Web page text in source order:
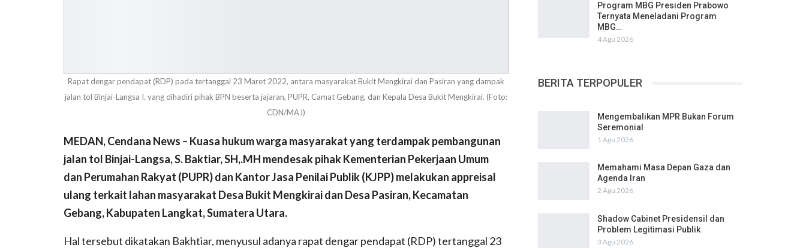
Rapat dengar pendapat (RDP) pada tertanggal 23 Maret 2022, antara masyarakat Bukit Mengkirai dan Pasiran yang dampak
jalan tol Binjai-Langsa I. yang dihadiri pihak BPN beserta jajaran, PUPR, Camat Gebang, dan Kepala Desa Bukit Mengkirai. (Foto:
CDN/MAJ)
MEDAN, Cendana News – Kuasa hukum warga masyarakat yang terdampak pembangunan
jalan tol Binjai-Langsa, S. Baktiar, SH,.MH mendesak pihak Kementerian Pekerjaan Umum
dan Perumahan Rakyat (PUPR) dan Kantor Jasa Penilai Publik (KJPP) melakukan appreisal
ulang terkait lahan masyarakat Desa Bukit Mengkirai dan Desa Pasiran, Kecamatan
Gebang, Kabupaten Langkat, Sumatera Utara.
Hal tersebut dikatakan Bakhtiar, menyusul adanya rapat dengar pendapat (RDP) tertanggal 23
Program MBG Presiden Prabowo
Ternyata Meneladani Program
MBG…
4 Agu 2026
BERITA TERPOPULER
Mengembalikan MPR Bukan Forum
Seremonial
1 Agu 2026
Memahami Masa Depan Gaza dan
Agenda Iran
2 Agu 2026
Shadow Cabinet Presidensil dan
Problem Legitimasi Publik
3 Agu 2026